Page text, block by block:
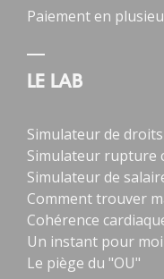
Paiement en
LE LAB
Simulateur de
Simulateur rupture
Simulateur de
Comment trouver
Cohérence
Un instant pour moi
Le piège du "OU"